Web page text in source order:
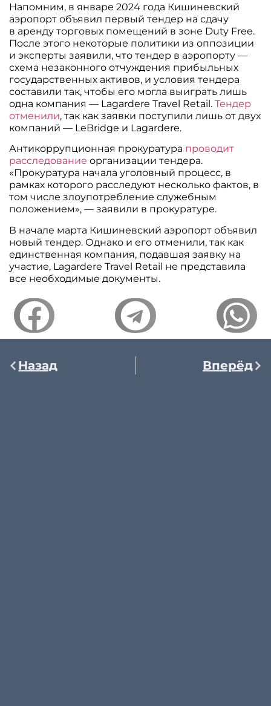
Напомним, в январе 2024 года Кишиневский
аэропорт объявил первый тендер на сдачу
в аренду торговых помещений в зоне Duty Free.
После этого некоторые политики из оппозиции
и эксперты заявили, что тендер в аэропорту —
схема незаконного отчуждения прибыльных
государственных активов, и условия тендера
составили так, чтобы его могла выиграть лишь
одна компания — Lagardere Travel Retail.Тендер
отменили, так как заявки поступили лишь от двух
компаний — LeBridge и Lagardere.
Антикоррупционная прокуратура проводит
расследование организации тендера.
«Прокуратура начала уголовный процесс, в
рамках которого расследуют несколько фактов, в
том числе злоупотребление служебным
положением», — заявили в прокуратуре.
В начале марта Кишиневский аэропорт объявил
новый тендер. Однако и его отменили, так как
единственная компания, подавшая заявку на
участие, Lagardere Travel Retail не представила
все необходимые документы.
Назад Вперёд